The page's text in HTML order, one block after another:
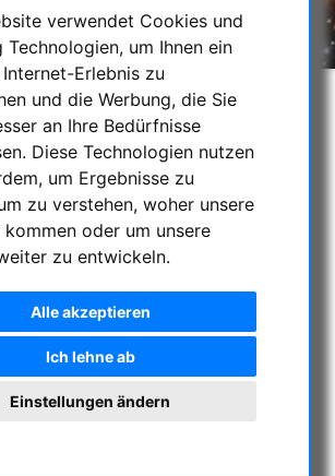
verwendet Cookies und
Technologien, um Ihnen ein
Erlebnis zu
und die Werbung, die Sie
an Ihre Bedürfnisse
Diese Technologien nutzen
um Ergebnisse zu
zu verstehen, woher unsere
kommen oder um unsere
zu entwickeln.
Alle akzeptieren
Ich lehne ab
Einstellungen ändern
UNIQ/C-KOMPATIBEL